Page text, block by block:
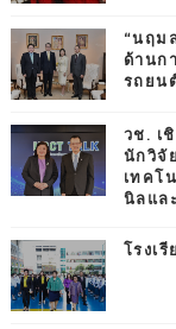
“นฤม
ด้านก
รถยน
วช. เ
นักวิจั
เทคโ
นิลแล
โรงเ